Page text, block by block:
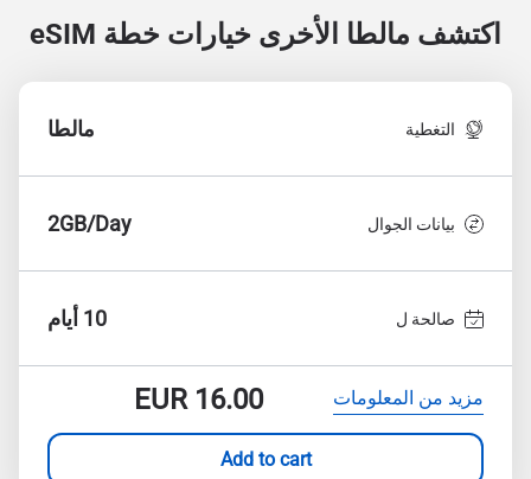
اكتشف مالطا الأخرى خيارات خطة eSIM
التغطية مالطا
بيانات الجوال 2GB/Day
صالحة ل 10 أيام
مزيد من المعلومات EUR16.00
Add to cart